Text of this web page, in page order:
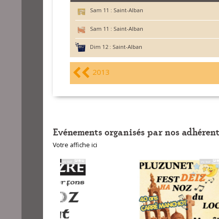
Sam 11 : Saint-Alban
Sam 11 : Saint-Alban
Dim 12 : Saint-Alban
2013
Evénements organisés par nos
Votre affiche ici